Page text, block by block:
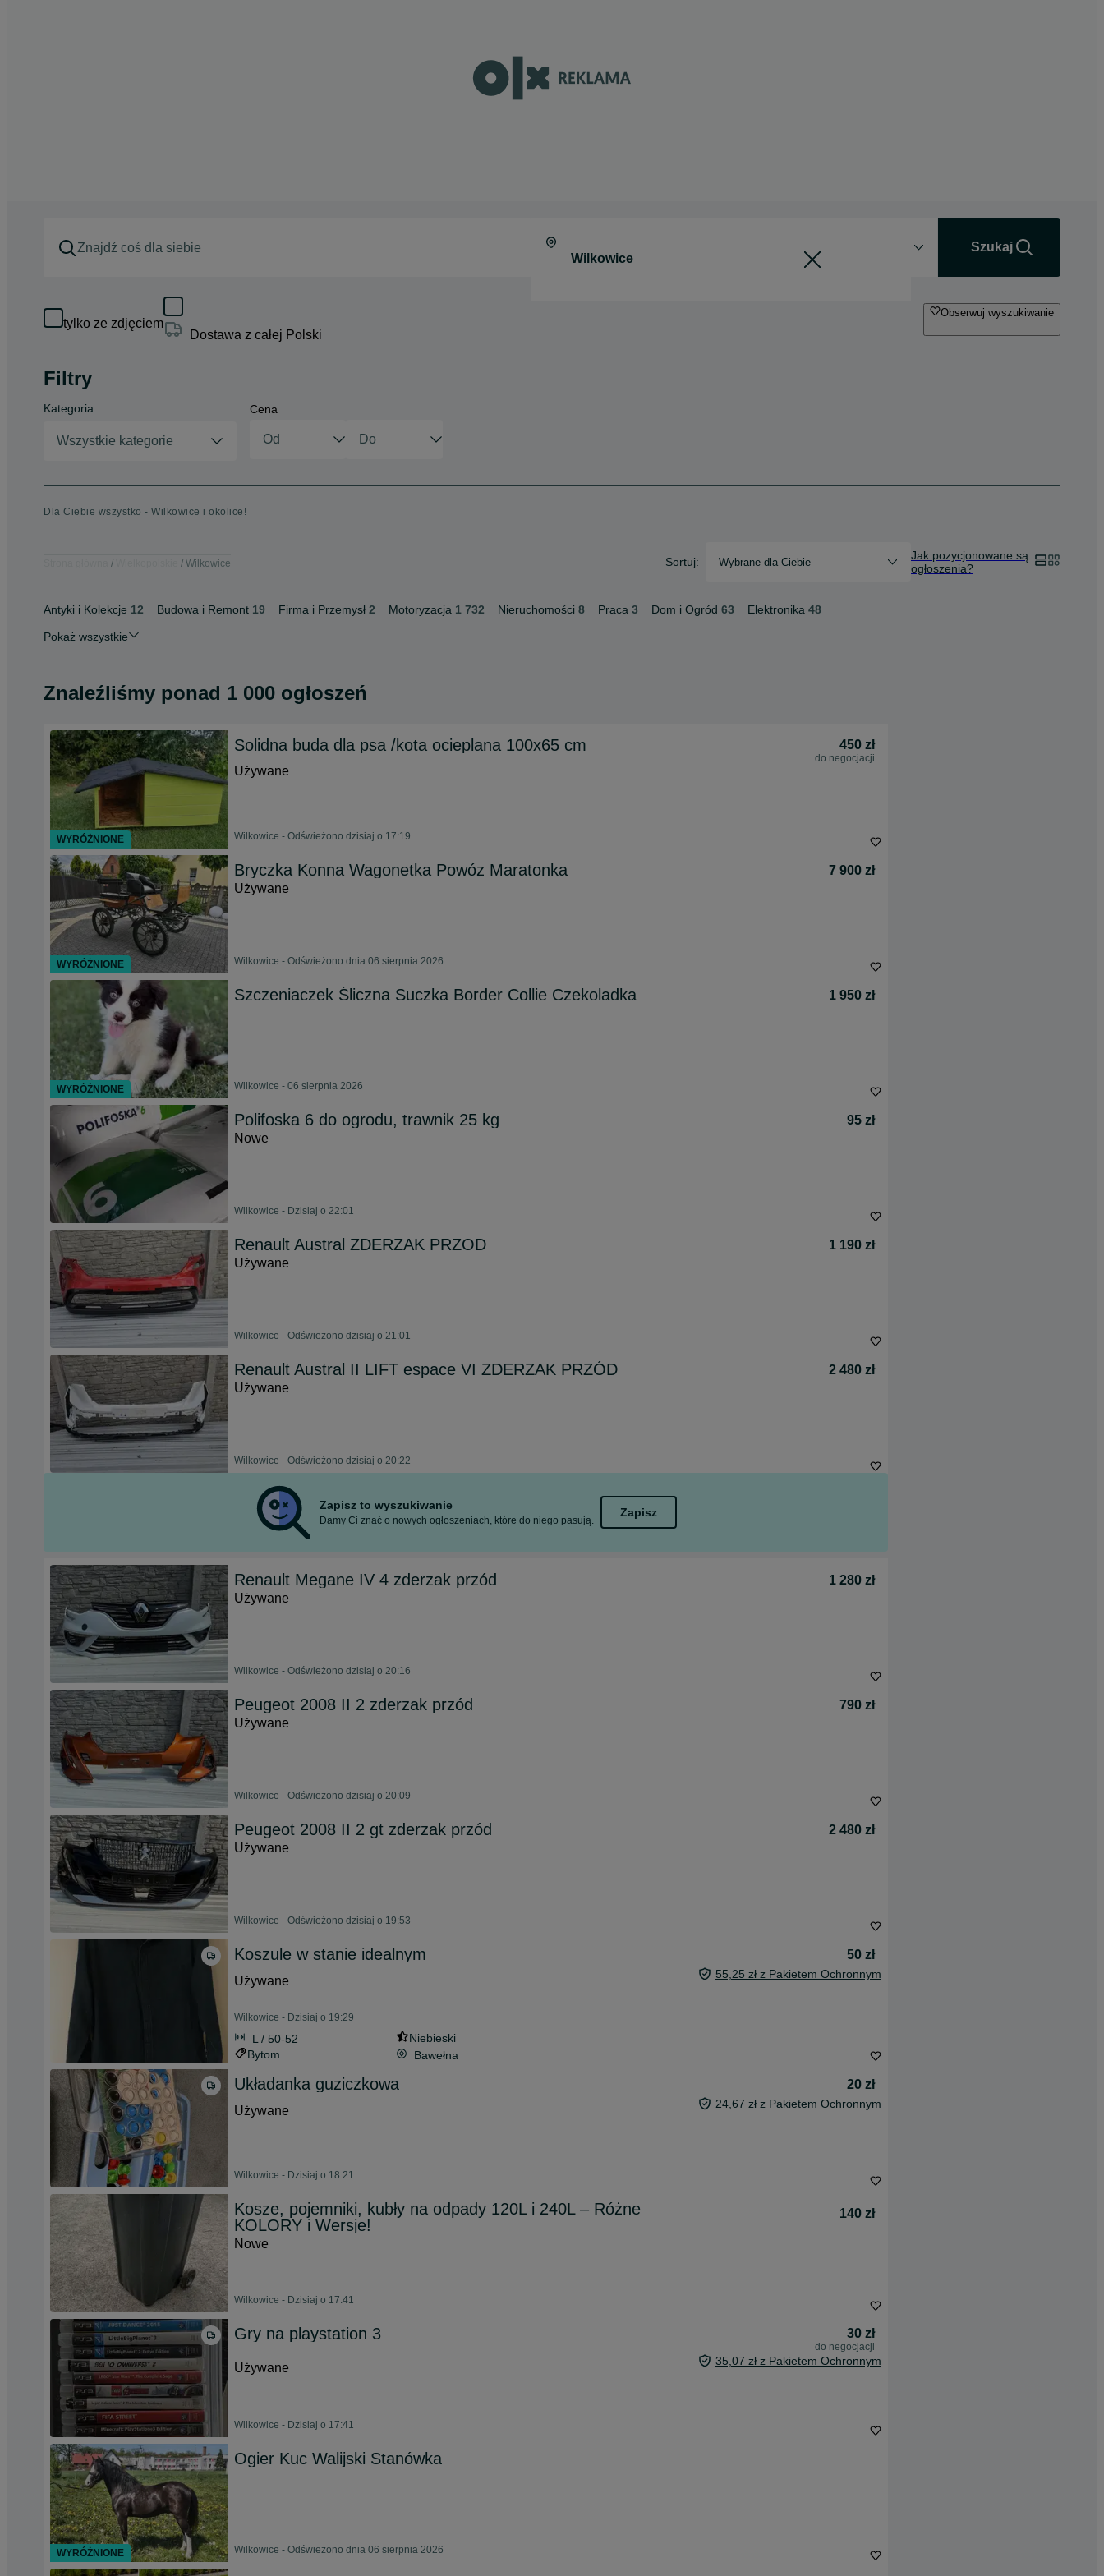
Szukaj
tylko ze zdjęciem
Dostawa z całej Polski
Obserwuj wyszukiwanie
Filtry
Kategoria
Wszystkie kategorie
Cena
Dla Ciebie wszystko - Wilkowice i okolice!
Wilkowice Sortuj: Wybrane dla Ciebie
Jak pozycjonowane są
ogłoszenia?
Antyki i Kolekcje 12 Budowa i Remont 19 Firma i Przemysł 2 Motoryzacja 1 732 Nieruchomości 8 Praca 3 Dom i Ogród 63 Elektronika 48
Pokaż wszystkie
Znaleźliśmy ponad 1 000 ogłoszeń
Solidna buda dla psa /kota ocieplana 100x65 cm 450 zł
do negocjacji
Używane
Wilkowice - Odświeżono dzisiaj o 17:19
Bryczka Konna Wagonetka Powóz Maratonka
7 900 zł
Używane
Wilkowice - Odświeżono dnia 06 sierpnia 2026
Szczeniaczek Śliczna Suczka Border Collie Czekoladka 1 950 zł
Wilkowice - 06 sierpnia 2026
Polifoska 6 do ogrodu, trawnik 25 kg
95 zł
Nowe
Wilkowice - Dzisiaj o 22:01
Renault Austral ZDERZAK PRZOD
1 190 zł
Używane
Wilkowice - Odświeżono dzisiaj o 21:01
Renault Austral II LIFT espace VI ZDERZAK PRZÓD
2 480 zł
Używane
Wilkowice - Odświeżono dzisiaj o 20:22
Zapisz to wyszukiwanie
Damy Ci znać o nowych ogłoszeniach, które do niego pasują.
Zapisz
Renault Megane IV 4 zderzak przód
1 280 zł
Używane
Wilkowice - Odświeżono dzisiaj o 20:16
Peugeot 2008 II 2 zderzak przód
790 zł
Używane
Wilkowice - Odświeżono dzisiaj o 20:09
Peugeot 2008 II 2 gt zderzak przód
2 480 zł
Używane
Wilkowice - Odświeżono dzisiaj o 19:53
Koszule w stanie idealnym
50 zł
Używane
55,25 zł z Pakietem Ochronnym
Wilkowice - Dzisiaj o 19:29
L / 50-52
Niebieski
Bytom
Bawełna
Układanka guziczkowa
20 zł
Używane
24,67 zł z Pakietem Ochronnym
Wilkowice - Dzisiaj o 18:21
Kosze, pojemniki, kubły na odpady 120L i 240L – Różne
KOLORY i Wersje!
140 zł
Nowe
Wilkowice - Dzisiaj o 17:41
Gry na playstation 3 30 zł
do negocjacji
Używane 35,07 zł z Pakietem Ochronnym
Wilkowice - Dzisiaj o 17:41
Ogier Kuc Walijski Stanówka
Wilkowice - Odświeżono dnia 06 sierpnia 2026
WYRÓŻNIONE
WYRÓŻNIONE
WYRÓŻNIONE
WYRÓŻNIONE